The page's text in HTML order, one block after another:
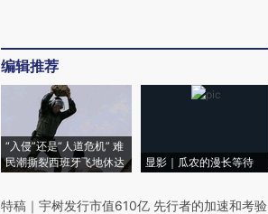
编辑推荐
“入侵”还是“人道危机” 难
民潮撕裂西班牙飞地休达
显影｜瓜农的漫长等待
特稿 ｜ 宇树发行市值610亿 先行者的加速和考验